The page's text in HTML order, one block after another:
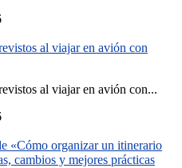
al viajar en avión con
al viajar en avión con...
«Cómo organizar un itinerario
cambios y mejores prácticas